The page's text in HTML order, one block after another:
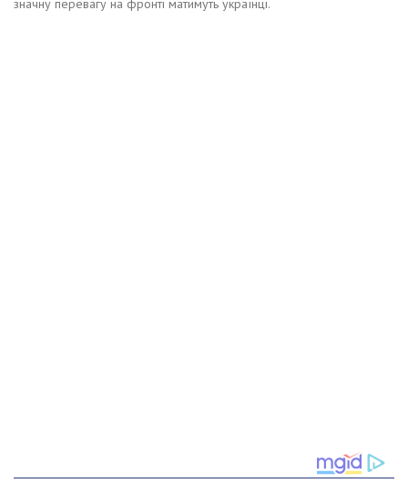
значну перевагу на фронті матимуть українці.